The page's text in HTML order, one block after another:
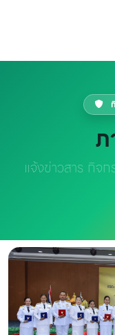
แจ้งข่าวสาร กิจ